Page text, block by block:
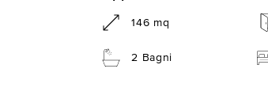
146 mq
2 Bagni